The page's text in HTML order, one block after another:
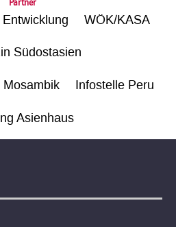
Partner
WÖK/KASA
Südostasien
Infostelle Peru
Asienhaus